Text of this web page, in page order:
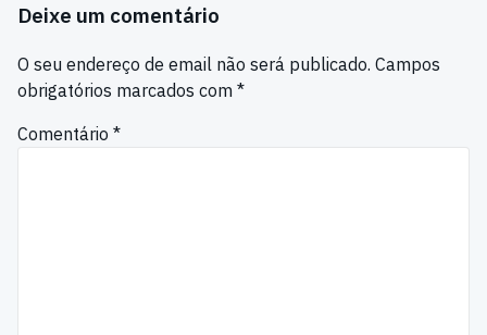
Deixe um comentário
O seu endereço de email não será publicado. Campos
obrigatórios marcados com *
Comentário *